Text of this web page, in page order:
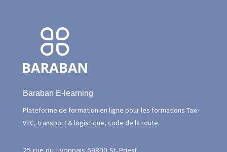
Baraban E-learning
Plateforme de formation en ligne pour les formations Taxi-
VTC, transport & logistique, code de la route.